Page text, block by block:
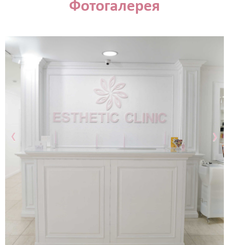
Фотогалерея
‹ ›